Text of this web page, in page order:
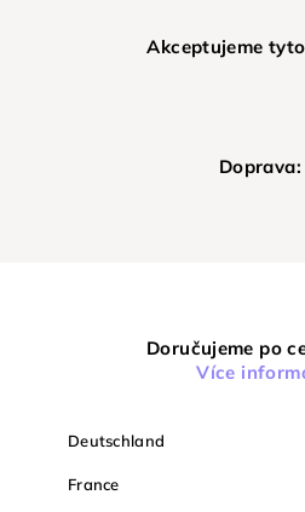
Akceptujeme
Doprava:
Doručujeme po
Více
Deutschland
France